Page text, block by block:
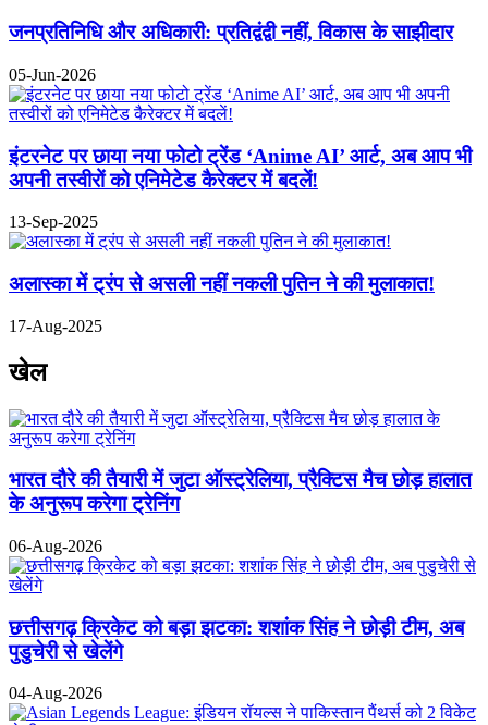
जनप्रतिनिधि और अधिकारी: प्रतिद्वंद्वी नहीं, विकास के साझीदार
05-Jun-2026
इंटरनेट पर छाया नया फोटो ट्रेंड ‘Anime AI’ आर्ट, अब आप भी
अपनी तस्वीरों को एनिमेटेड कैरेक्टर में बदलें!
13-Sep-2025
अलास्का में ट्रंप से असली नहीं नकली पुतिन ने की मुलाकात!
17-Aug-2025
खेल
भारत दौरे की तैयारी में जुटा ऑस्ट्रेलिया, प्रैक्टिस मैच छोड़ हालात
के अनुरूप करेगा ट्रेनिंग
06-Aug-2026
छत्तीसगढ़ क्रिकेट को बड़ा झटका: शशांक सिंह ने छोड़ी टीम, अब
पुडुचेरी से खेलेंगे
04-Aug-2026